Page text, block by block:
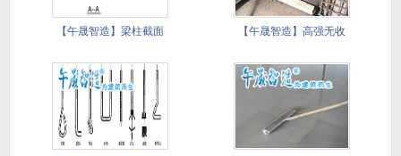
【午晟智造】梁柱截面 【午晟智造】高强无收